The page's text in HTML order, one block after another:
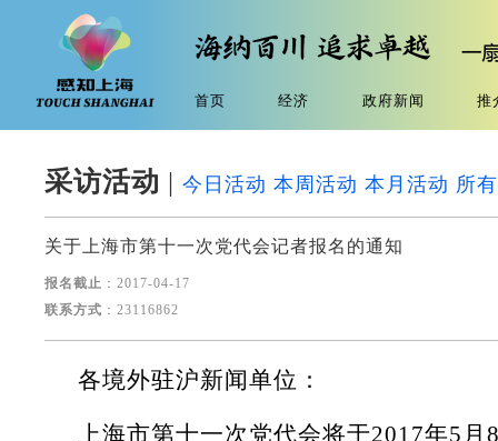
首页 经济 政府新闻 推
采访活动 | 今日活动 本周活动 本月活动 所
关于上海市第十一次党代会记者报名的通知
报名截止 ：2017-04-17
联系方式 ：23116862
各境外驻沪新闻单位：
上海市第十一次党代会将于2017年5月